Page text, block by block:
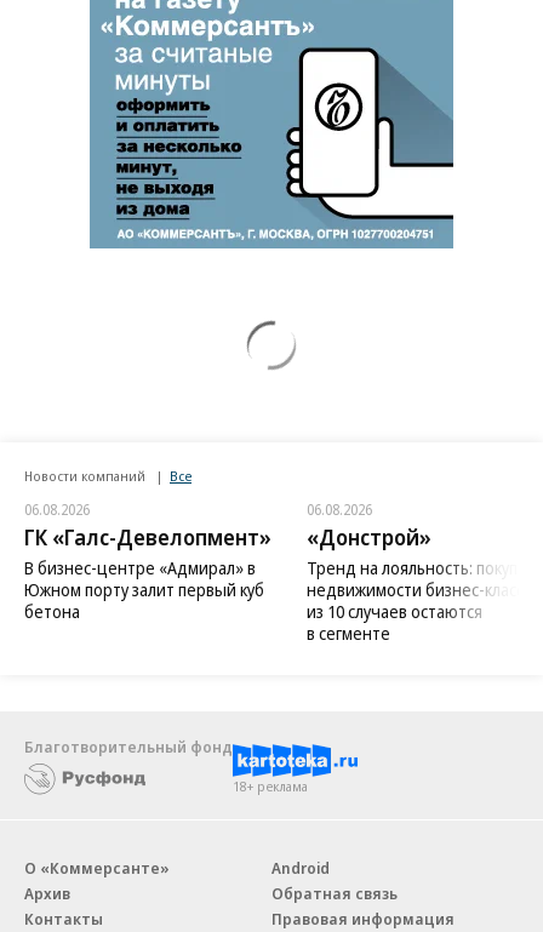
Новости компаний Все
06.08.2026
ГК «Галс-Девелопмент»
В бизнес-центре «Адмирал» в
Южном порту залит первый куб
бетона
06.08.2026
«Донстрой»
Тренд на лояльность:
недвижимости бизнес-класса
из 10 случаев остаются
в сегменте
Благотворительный фонд
18+ реклама
О «Коммерсанте»
Архив
Контакты
Android
Обратная связь
Правовая информация